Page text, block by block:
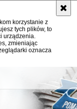
korzystanie z
tych plików, to
urządzenia.
zmieniając
oznacza